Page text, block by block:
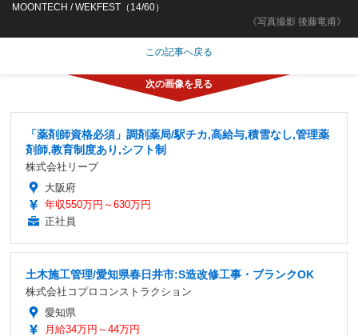
《写真撮影 後藤竜甫》
MOONTECH / WEKFEST（14/60）
この記事へ戻る
「薬剤師資格必須」調剤薬局/駅チカ,高給与,積雪なし,管理薬
剤師,教育制度あり,シフト制
株式会社リープ
大阪府
年収550万円～630万円
正社員
土木施工管理/愛知県春日井市:S造改修工事・ブランクOK
株式会社コプロコンストラクション
愛知県
月給34万円～44万円